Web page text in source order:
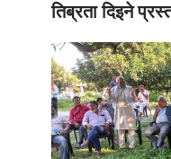
तिब्रता दिइने